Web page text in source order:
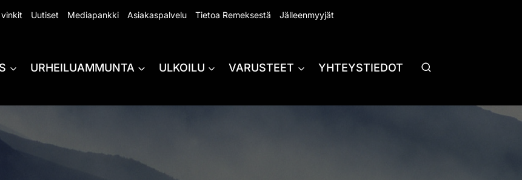
Uutiset Mediapankki Asiakaspalvelu Tietoa Remeksestä Jälleenmyyjät
URHEILUAMMUNTA ULKOILU VARUSTEET YHTEYSTIEDOT